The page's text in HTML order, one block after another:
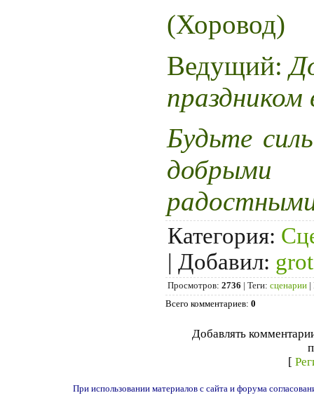
(Хоровод)
Ведущий:
праздником
Будьте
Категория:
| Добавил:
Просмотров: 2736 | Теги: сценарии |
Всего комментариев: 0
Добавлять
[
При использовании материалов с сайта и форума